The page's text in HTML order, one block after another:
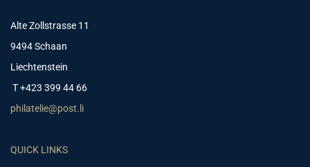
Alte Zollstrasse 11
9494 Schaan
Liechtenstein
T +423 399 44 66
philatelie@post.li
QUICK LINKS